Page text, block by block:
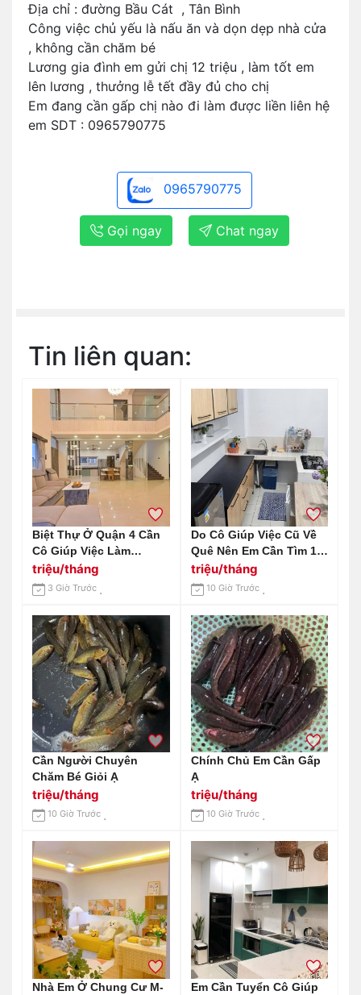
Địa chỉ : đường Bầu Cát , Tân Bình
Công việc chủ yếu là nấu ăn và dọn dẹp nhà cửa
, không cần chăm bé
Lương gia đình em gửi chị 12 triệu , làm tốt em
lên lương , thưởng lễ tết đầy đủ cho chị
Em đang cần gấp chị nào đi làm được liền liên hệ
em SDT : 0965790775
0965790775
Gọi ngay Chat ngay
Tin liên quan:
Biệt Thự Ở Quận 4 Cần
Cô Giúp Việc Làm
Chung Với 1 Cô Khác
triệu/tháng
3 Giờ Trước
Do Cô Giúp Việc Cũ Về
Quê Nên Em Cần Tìm 1
Cô Giúp Việc Nhà Ở
Quận 4 Ngay Bến Vân
Đồn Lương 14 Triệu
triệu/tháng
10 Giờ Trước
Cần Người Chuyên
Chăm Bé Giỏi Ạ
triệu/tháng
10 Giờ Trước
Chính Chủ Em Cần Gấp
Ạ
triệu/tháng
10 Giờ Trước
Nhà Em Ở Chung Cư M-
Em Cần Tuyển Cô Giúp